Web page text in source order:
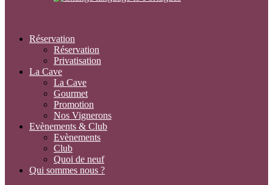
Réservation
Réservation
Privatisation
La Cave
La Cave
Gourmet
Promotion
Nos Vignerons
Evènements & Club
Evènements
Club
Quoi de neuf
Qui sommes nous ?